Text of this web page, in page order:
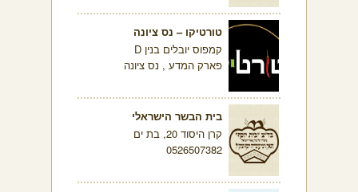
טורטיקו – נס ציונה
קמפוס יובלים בנין D
פארק המדע , נס ציונה
בית הבשר הישראלי
קרן היסוד 20, בת ים
0526507382